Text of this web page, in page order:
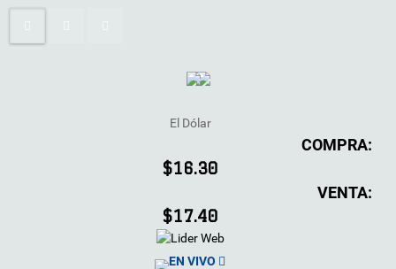
El Dólar
COMPRA:
$16.30
VENTA:
$17.40
EN VIVO